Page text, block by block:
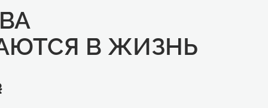
В ЖИЗНЬ